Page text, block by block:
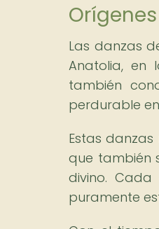
Las danzas
Anatolia, en
también
perdurable
Estas
que también
divino.
puramente